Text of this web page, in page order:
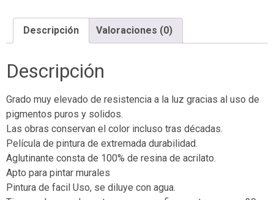
Descripción Valoraciones (0)
Descripción
Grado muy elevado de resistencia a la luz gracias al uso de
pigmentos puros y solidos.
Las obras conservan el color incluso tras décadas.
Película de pintura de extremada durabilidad.
Aglutinante consta de 100% de resina de acrilato.
Apto para pintar murales
Pintura de facil Uso, se diluye con agua.